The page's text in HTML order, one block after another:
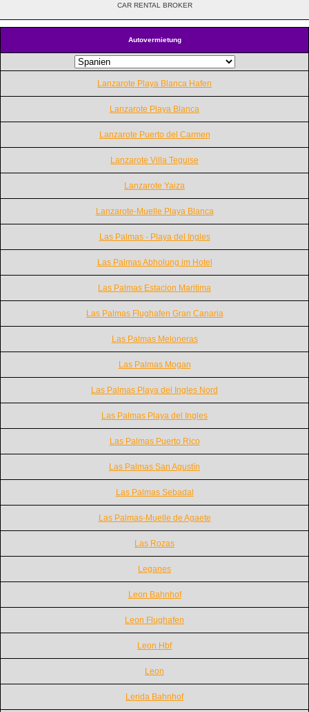
Autovermietung
Lanzarote Playa Blanca Hafen
Lanzarote Playa Blanca
Lanzarote Puerto del Carmen
Lanzarote Villa Teguise
Lanzarote Yaiza
Lanzarote-Muelle Playa Blanca
Las Palmas - Playa del Ingles
Las Palmas Abholung im Hotel
Las Palmas Estacion Maritima
Las Palmas Flughafen Gran Canaria
Las Palmas Meloneras
Las Palmas Mogan
Las Palmas Playa del Ingles Nord
Las Palmas Playa del Ingles
Las Palmas Puerto Rico
Las Palmas San Agustín
Las Palmas Sebadal
Las Palmas-Muelle de Agaete
Las Rozas
Leganes
Leon Bahnhof
Leon Flughafen
Leon Hbf
Leon
Lerida Bahnhof
CAR RENTAL BROKER